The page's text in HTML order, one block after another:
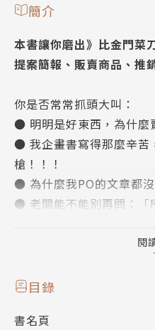
簡介
本書讓你磨出》比金門菜
提案簡報、販賣商品、推
你是否常常抓頭大叫：
● 明明是好東西，為什麼
● 我企畫書寫得那麼辛苦
槍！！！
● 為什麼我PO的文章都
● 老闆能不能別再問：「
● 為什麼大家都不聽我把
別再怨嘆了，這些都是「
閱
目錄
書名頁